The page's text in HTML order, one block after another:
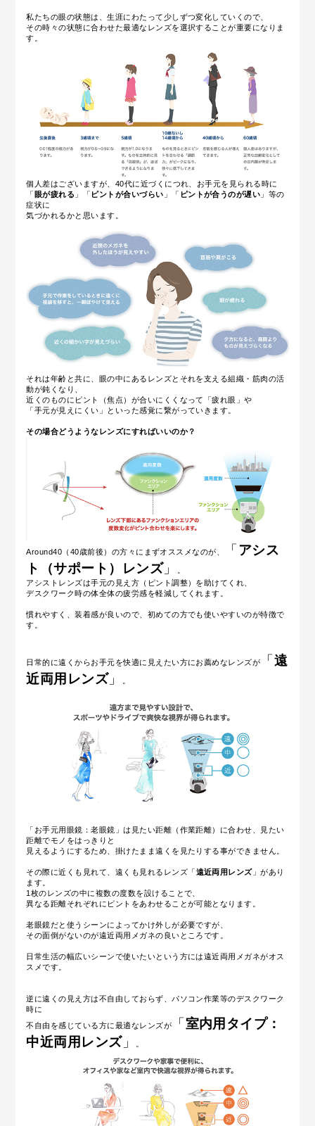
私たちの眼の状態は、生涯にわたって少しずつ変化していくので、
その時々の状態に合わせた最適なレンズを選択することが重要になりま
す。
個人差はございますが、40代に近づくにつれ、お手元を見られる時に
「 眼が疲れる 」「 ピントが合いづらい 」「 ピントが合うのが遅い 」等の
症状に
気づかれるかと思います。
それは年齢と共に、眼の中にある レンズとそれを支える組織・筋肉の活
動が鈍くなり、
近くのものにピント（焦点）が合いにくくなって「疲れ眼」や
「手元が見えにくい」といった感覚に繋がっていきます。
その場合どうようなレンズにすればいいのか？
Around40（40歳前後）の方々にまずオススメなのが、 「アシス
ト（サポート）レンズ」
。
アシストレンズは手元の見え方（ピント調整）を助けてくれ、
デスクワーク時の体全体の疲労感を軽減してくれます。
慣れやすく、装着感が良いので、初めての方でも使いやすいのが特徴で
す。
日常的に遠くからお手元を快適に見えたい方にお薦めなレンズが 「遠
近両用レンズ」 。
「お手元用眼鏡：老眼鏡」は見たい距離（作業距離）に合わせ、見たい
距離でモノをはっきりと
見えるようにするため、掛けたまま遠くを見たりする事ができません。
その際に近くも見れて、遠くも見れるレンズ「遠近両用レンズ」があり
ます。
1枚のレンズの中に複数の度数を設けることで、
異なる距離それぞれにピントをあわせることが可能となります。
老眼鏡だと使うシーンによってかけ外しが必要ですが、
その面倒がないのが遠近両用メガネの良いところです。
日常生活の幅広いシーンで使いたいという方には遠近両用メガネがオス
スメです。
逆に遠くの見え方は不自由しておらず、パソコン作業等のデスクワーク
時に
不自由を感じている方に最適なレンズが
「 室内用タイプ：
中近両用レンズ」 。